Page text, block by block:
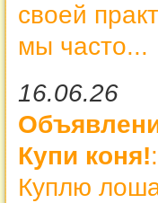
своей
мы часто...
16.06.26
Купи коня!:
Куплю